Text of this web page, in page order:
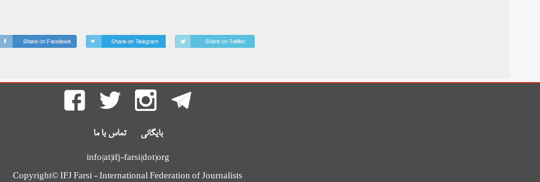
بایگانی تماس با ما
info(at)ifj-farsi(dot)org
Copyright© IFJ Farsi - International Federation of Journalists